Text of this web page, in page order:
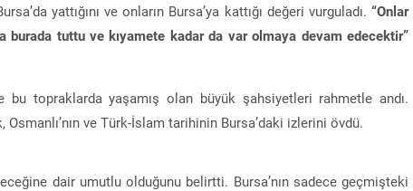
yattığını ve onların Bursa’ya kattığı değeri vurguladı. “Onlar
burada tuttu ve kıyamete kadar da var olmaya devam edecektir”
bu topraklarda yaşamış olan büyük şahsiyetleri rahmetle andı.
Osmanlı’nın ve Türk-İslam tarihinin Bursa’daki izlerini övdü.
dair umutlu olduğunu belirtti. Bursa’nın sadece geçmişteki